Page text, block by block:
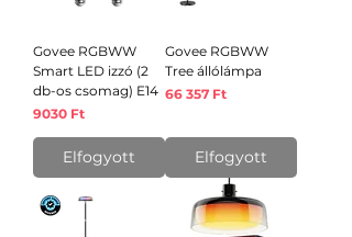
Govee RGBWW
Smart LED izzó (2
db-os csomag) E14
Ár
9030 Ft
Elfogyott
Govee RGBWW
Tree állólámpa
Ár
66 357 Ft
Elfogyott